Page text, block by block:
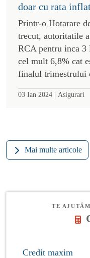
doar cu rata
Printr-o Hotarare
trecut, autoritatile
RCA pentru inca 3
cel mult 6,8% cat
finalul trimestrului
03 Ian 2024 | Asigurari
Mai multe articole
TE
Credit maxim